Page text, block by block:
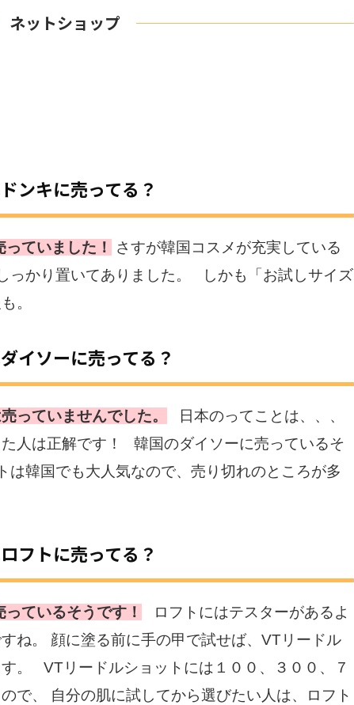
ネットショップ
ンキに売ってる？
ていました！
さすが韓国コスメが充実している
っかり置いてありました。 しかも「お試しサイズ
。
イソーに売ってる？
っていませんでした。
日本のってことは、、、
人は正解です！ 韓国のダイソーに売っているそ
は韓国でも大人気なので、売り切れのところが多
フトに売ってる？
ているそうです！
ロフトにはテスターがあるよ
ね。 顔に塗る前に手の甲で試せば、VTリードル
。 VTリードルショットには１００、３００、７
で、 自分の肌に試してから選びたい人は、ロフト